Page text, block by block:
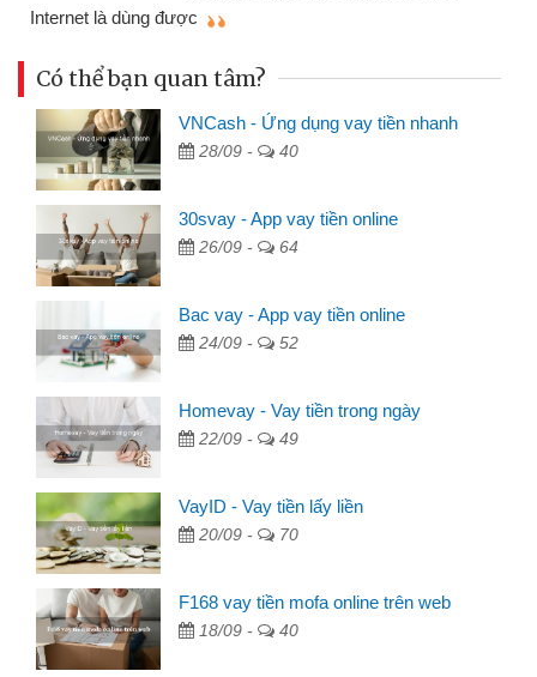
Internet là dùng được
Có thể bạn quan tâm?
VNCash - Ứng dụng vay tiền nhanh
28/09 - 40
30svay - App vay tiền online
26/09 - 64
Bac vay - App vay tiền online
24/09 - 52
Homevay - Vay tiền trong ngày
22/09 - 49
VayID - Vay tiền lấy liền
20/09 - 70
F168 vay tiền mofa online trên web
18/09 - 40